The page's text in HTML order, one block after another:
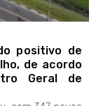
positivo de
de acordo
Geral de